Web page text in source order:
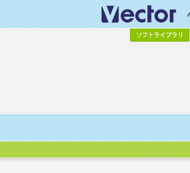
ソフトライブラリ